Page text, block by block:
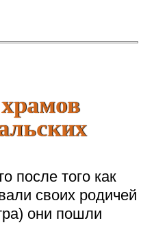
после того как
своих родичей
они пошли